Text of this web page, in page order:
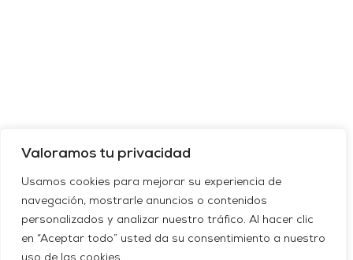
Valoramos tu privacidad
Usamos cookies para mejorar su experiencia de
navegación, mostrarle anuncios o contenidos
personalizados y analizar nuestro tráfico. Al hacer clic
en “Aceptar todo” usted da su consentimiento a nuestro